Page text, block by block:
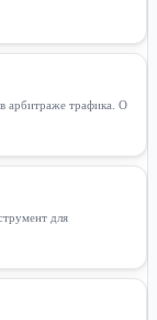
арбитраже трафика. О
для